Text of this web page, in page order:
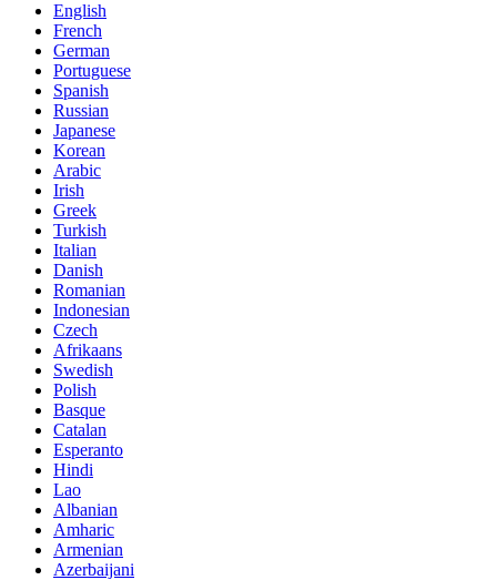
English
French
German
Portuguese
Spanish
Russian
Japanese
Korean
Arabic
Irish
Greek
Turkish
Italian
Danish
Romanian
Indonesian
Czech
Afrikaans
Swedish
Polish
Basque
Catalan
Esperanto
Hindi
Lao
Albanian
Amharic
Armenian
Azerbaijani